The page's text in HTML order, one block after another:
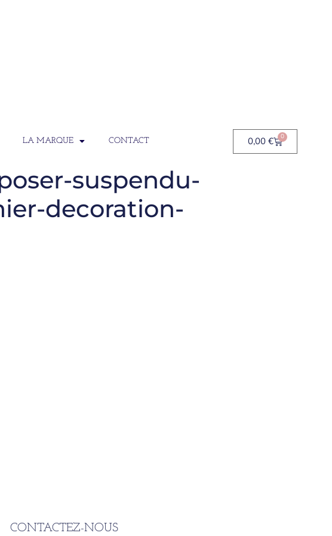
LA MARQUE CONTACT 0,00 € 0
suspendu-
decoration-
CONTACTEZ-NOUS